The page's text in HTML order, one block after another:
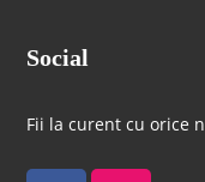
Social
Fii la curent cu orice